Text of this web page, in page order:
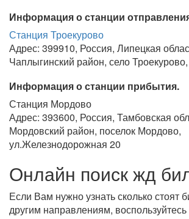
Информация о станции
Станция Троекурово
Адрес: 399910, Россия, Липецкая
Чаплыгинский район, село Троекурово,
Информация о станции прибытия.
Станция Мордово
Адрес: 393600, Россия, Тамбовская
Мордовский район, поселок Мордово,
ул.Железнодорожная 20
Онлайн поиск жд
Если Вам нужно узнать сколько стоят
другим направлениям,